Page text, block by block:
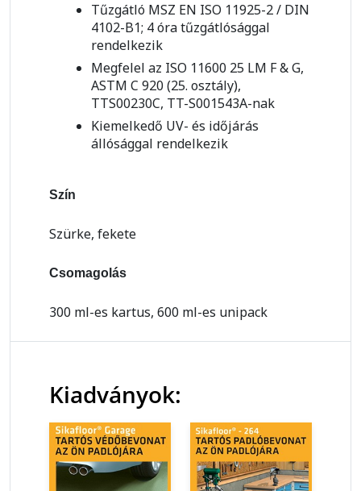
Tűzgátló MSZ EN ISO 11925-2 / DIN
4102-B1; 4 óra tűzgátlósággal
rendelkezik
Megfelel az ISO 11600 25 LM F & G,
ASTM C 920 (25. osztály),
TTS00230C, TT-S001543A-nak
Kiemelkedő UV- és időjárás
állósággal rendelkezik
Szín
Szürke, fekete
Csomagolás
300 ml-es kartus, 600 ml-es unipack
Kiadványok: